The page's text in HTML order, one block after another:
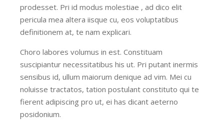
prodesset. Pri id modus molestiae , ad dico elit
pericula mea altera iisque cu, eos voluptatibus
definitionem at, te nam explicari.
Choro labores volumus in est. Constituam
suscipiantur necessitatibus his ut. Pri putant inermis
sensibus id, ullum maiorum denique ad vim. Mei cu
noluisse tractatos, tation postulant constituto qui te
fierent adipiscing pro ut, ei has dicant aeterno
posidonium.